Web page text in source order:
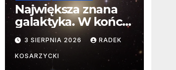
Największa znana
galaktyka. W końcu
poznaliśmy jej
faktyczne wymiary
3 SIERPNIA 2026 RADEK
KOSARZYCKI